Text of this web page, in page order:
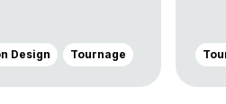
Design Tournage